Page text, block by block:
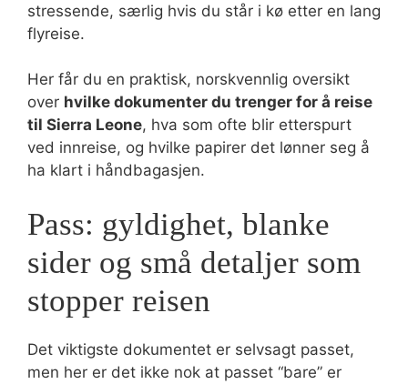
stressende, særlig hvis du står i kø etter en lang
flyreise.
Her får du en praktisk, norskvennlig oversikt
over hvilke dokumenter du trenger for å reise
til Sierra Leone, hva som ofte blir etterspurt
ved innreise, og hvilke papirer det lønner seg å
ha klart i håndbagasjen.
Pass: gyldighet, blanke
sider og små detaljer som
stopper reisen
Det viktigste dokumentet er selvsagt passet,
men her er det ikke nok at passet “bare” er